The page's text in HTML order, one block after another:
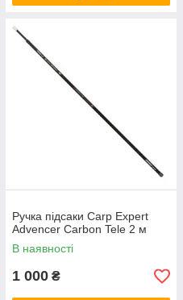
Ручка підсаки Carp Expert
Advencer Carbon Tele 2 м
В наявності
1 000 ₴